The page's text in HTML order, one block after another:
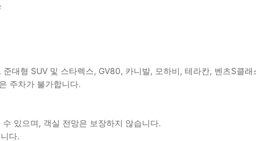
대형 SUV 및 스타렉스, GV80, 카니발, 모하비, 테라칸, 벤츠S클래
주차가 불가합니다.
있으며, 객실 전망은 보장하지 않습니다.
다.